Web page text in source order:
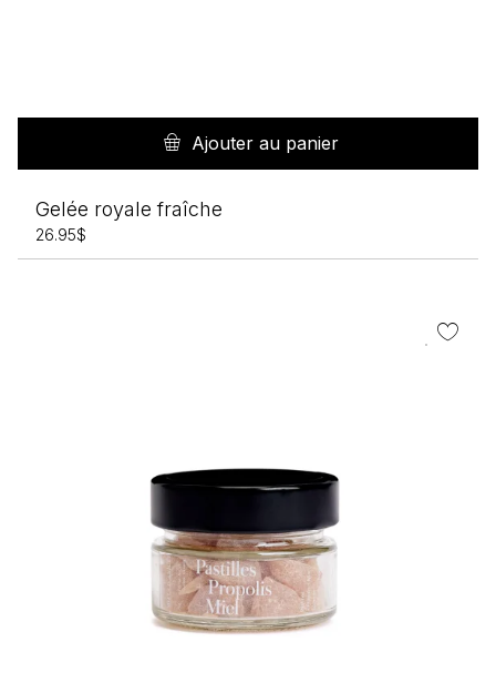
Ajouter au panier
Gelée royale fraîche
26.95$